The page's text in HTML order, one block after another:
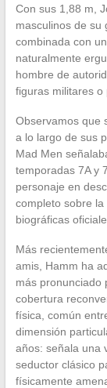
Con sus 1,88 m,
masculinos de su
combinada con
naturalmente
hombre de
figuras militares o
Observamos que
a lo largo de sus
Mad Men
temporadas 7A y
personaje en
completo sobre
biográficas
Más
amis, Hamm ha
más pronunciado
cobertura
física, común
dimensión
años: señala una
seductor clásico
físicamente